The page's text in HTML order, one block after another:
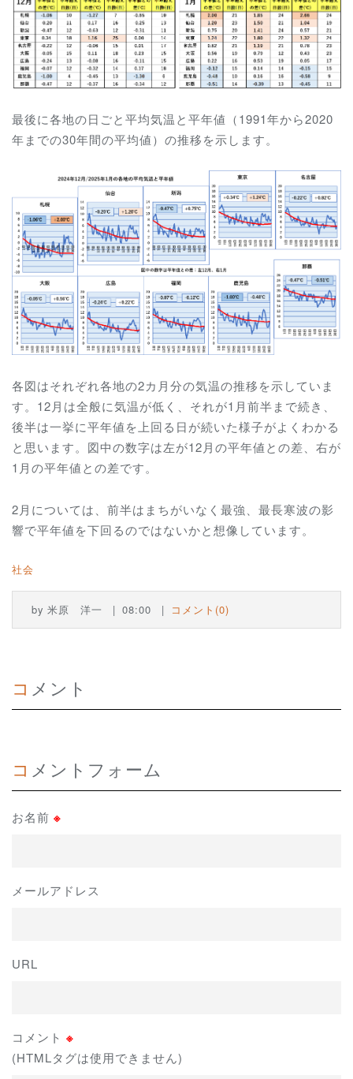
最後に各地の日ごと平均気温と平年値（1991年から2020
年までの30年間の平均値）の推移を示します。
各図はそれぞれ各地の2カ月分の気温の推移を示していま
す。12月は全般に気温が低く、それが1月前半まで続き、
後半は一挙に平年値を上回る日が続いた様子がよくわかる
と思います。図中の数字は左が12月の平年値との差、右が
1月の平年値との差です。
2月については、前半はまちがいなく最強、最長寒波の影
響で平年値を下回るのではないかと想像しています。
社会
by 米原 洋一 08:00 コメント(0)
コメント
コメントフォーム
お名前 ※
メールアドレス
URL
コメント ※
(HTMLタグは使用できません)